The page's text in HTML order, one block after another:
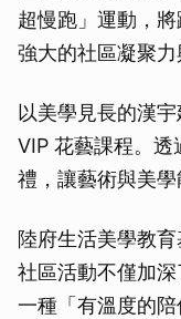
超慢跑」運動，
強大的社區凝聚力
以美學見長的漢
VIP 花藝課程。
禮，讓藝術與美學
陸府生活美學教
社區活動不僅加
一種「有溫度的